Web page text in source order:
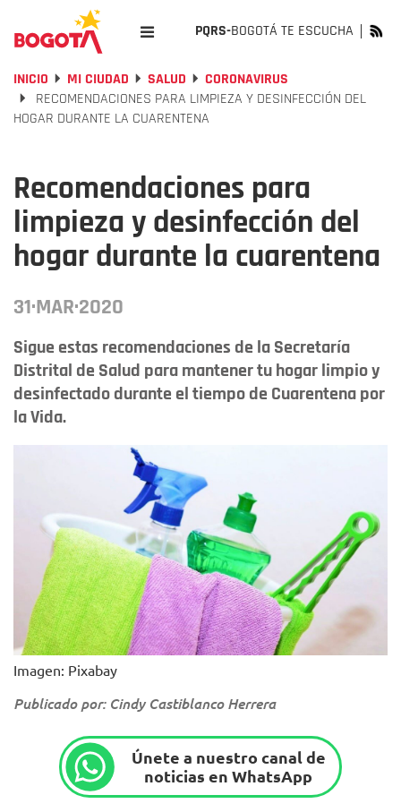
PQRS-BOGOTÁ TE ESCUCHA
INICIO MI CIUDAD SALUD
CORONAVIRUS
RECOMENDACIONES PARA LIMPIEZA Y DESINFECCIÓN DEL
HOGAR DURANTE LA CUARENTENA
Recomendaciones para
limpieza y desinfección del
hogar durante la cuarentena
31·MAR·2020
Sigue estas recomendaciones de la Secretaría
Distrital de Salud para mantener tu hogar limpio y
desinfectado durante el tiempo de Cuarentena por
la Vida.
Imagen: Pixabay
Publicado por: Cindy Castiblanco Herrera
Únete a nuestro canal de
noticias en WhatsApp